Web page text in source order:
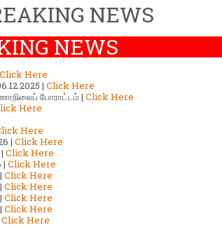
NEWS
NEWS
Click Here
| Click Here
போராட்டம் | Click Here
Here
Here
| Click Here
Click Here
| Click Here
Click Here
Click Here
Click Here
Click Here
Click Here